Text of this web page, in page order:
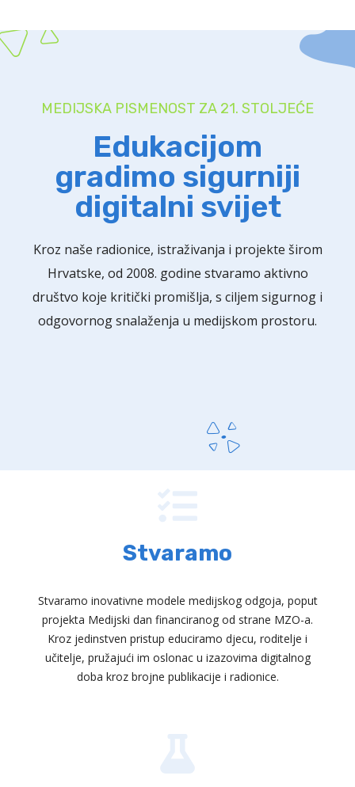
MEDIJSKA PISMENOST ZA 21. STOLJEĆE
Edukacijom
gradimo sigurniji
digitalni svijet
Kroz naše radionice, istraživanja i projekte širom
Hrvatske, od 2008. godine stvaramo aktivno
društvo koje kritički promišlja, s ciljem sigurnog i
odgovornog snalaženja u medijskom prostoru.
Stvaramo
Stvaramo inovativne modele medijskog odgoja, poput
projekta Medijski dan financiranog od strane MZO-a.
Kroz jedinstven pristup educiramo djecu, roditelje i
učitelje, pružajući im oslonac u izazovima digitalnog
doba kroz brojne publikacije i radionice.